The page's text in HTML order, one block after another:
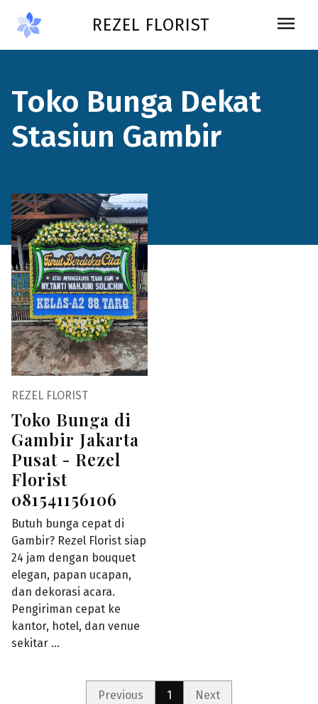
REZEL FLORIST menu
Toko Bunga Dekat
Stasiun Gambir
REZEL FLORIST
Toko Bunga di
Gambir Jakarta
Pusat - Rezel
Florist
081541156106
Butuh bunga cepat di
Gambir? Rezel Florist siap
24 jam dengan bouquet
elegan, papan ucapan,
dan dekorasi acara.
Pengiriman cepat ke
kantor, hotel, dan venue
sekitar …
Previous 1 Next